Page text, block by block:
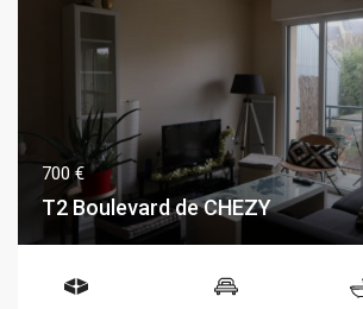
700 €
T2 Boulevard de CHEZY